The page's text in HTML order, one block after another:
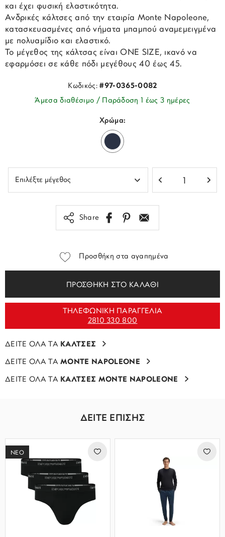
και έχει φυσική ελαστικότητα.
Ανδρικές κάλτσες από την εταιρία Monte Napoleone,
κατασκευασμένες από νήματα μπαμπού αναμεμειγμένα
με πολυαμίδιο και ελαστικό.
Το μέγεθος της κάλτσας είναι ONE SIZE, ικανό να
εφαρμόσει σε κάθε πόδι μεγέθους 40 έως 45.
Κωδικός:#97-0365-0082
Άμεσα διαθέσιμο / Παράδοση 1 έως 3 ημέρες
Χρώμα:
Share
Προσθήκη στα αγαπημένα
ΠΡΟΣΘΗΚΗ ΣΤΟ ΚΑΛΑΘΙ
ΤΗΛΕΦΩΝΙΚΗ ΠΑΡΑΓΓΕΛΙΑ
2810 330 800
ΔΕΙΤΕ ΟΛΑ ΤΑ ΚΑΛΤΣΕΣ
ΔΕΙΤΕ ΟΛΑ ΤΑMONTE NAPOLEONE
ΔΕΙΤΕ ΟΛΑ ΤΑ ΚΑΛΤΣΕΣ MONTE NAPOLEONE
ΔΕΙΤΕ ΕΠΙΣΗΣ
ΝΕΟ